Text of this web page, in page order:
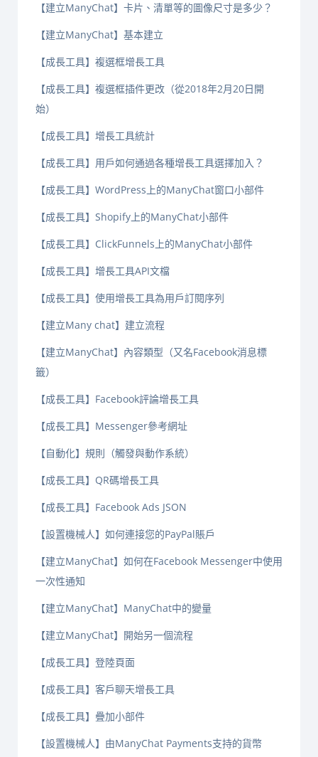
【建立ManyChat】卡片、清單等的圖像尺寸是多少？
【建立ManyChat】基本建立
【成長工具】複選框增長工具
【成長工具】複選框插件更改（從2018年2月20日開
始）
【成長工具】增長工具統計
【成長工具】用戶如何通過各種增長工具選擇加入？
【成長工具】WordPress上的ManyChat窗口小部件
【成長工具】Shopify上的ManyChat小部件
【成長工具】ClickFunnels上的ManyChat小部件
【成長工具】增長工具API文檔
【成長工具】使用增長工具為用戶訂閱序列
【建立Many chat】建立流程
【建立ManyChat】內容類型（又名Facebook消息標
籤）
【成長工具】Facebook評論增長工具
【成長工具】Messenger參考網址
【自動化】規則（觸發與動作系統）
【成長工具】QR碼增長工具
【成長工具】Facebook Ads JSON
【設置機械人】如何連接您的PayPal賬戶
【建立ManyChat】如何在Facebook Messenger中使用
一次性通知
【建立ManyChat】ManyChat中的變量
【建立ManyChat】開始另一個流程
【成長工具】登陸頁面
【成長工具】客戶聊天增長工具
【成長工具】疊加小部件
【設置機械人】由ManyChat Payments支持的貨幣